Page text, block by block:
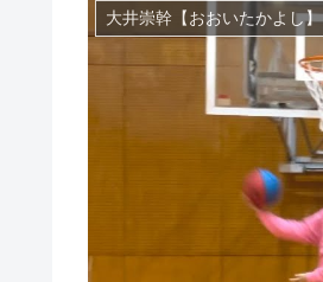
大井崇幹【おおいたかよし】